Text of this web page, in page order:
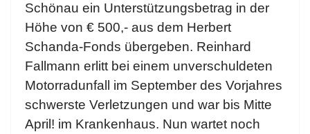
Schönau ein Unterstützungsbetrag in der
Höhe von € 500,- aus dem Herbert
Schanda-Fonds übergeben. Reinhard
Fallmann erlitt bei einem unverschuldeten
Motorradunfall im September des Vorjahres
schwerste Verletzungen und war bis Mitte
April! im Krankenhaus. Nun wartet noch